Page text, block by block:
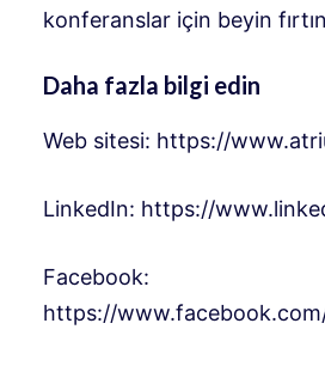
konferanslar için beyin
Daha fazla bilgi edin
Web sitesi: https://
LinkedIn: https://
Facebook:
https://